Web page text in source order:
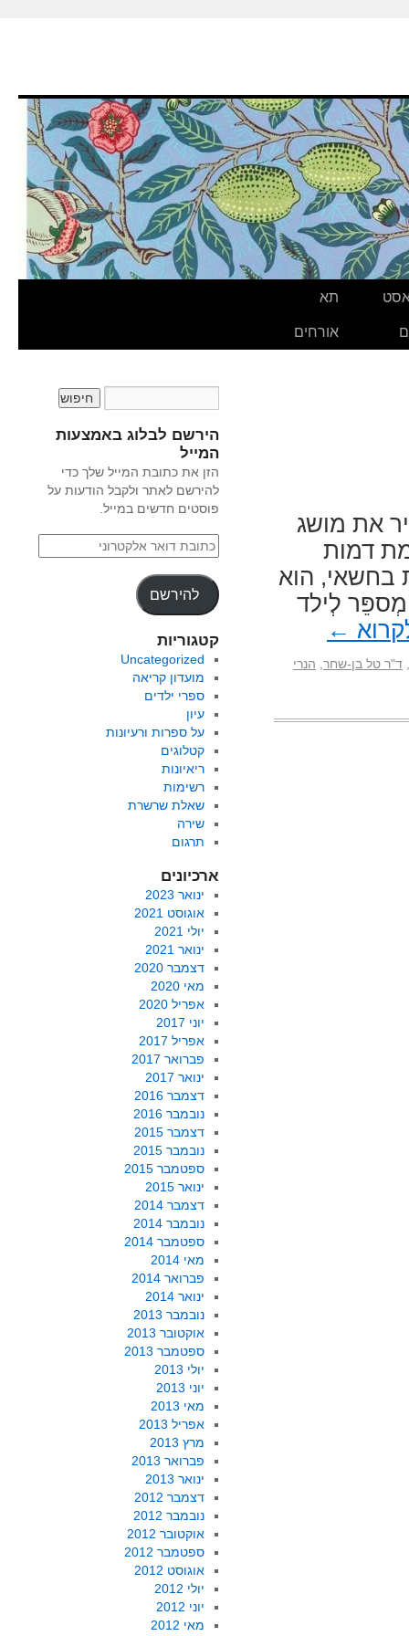
תא
אורחים
את מושג
דמות
בחשאי, הוא
לְילד
←
ד"ר טל בן-שחר הנרי
הירשם לבלוג באמצעות
המייל
הזן את כתובת המייל שלך כדי
להירשם לאתר ולקבל הודעות על
פוסטים חדשים במייל.
להירשם
קטגוריות
Uncategorized
מועדון קריאה
ספרי ילדים
עיון
על ספרות ורעיונות
קטלוגים
ריאיונות
רשימות
שאלת שרשרת
שירה
תרגום
ארכיונים
ינואר 2023
אוגוסט 2021
יולי 2021
ינואר 2021
דצמבר 2020
מאי 2020
אפריל 2020
יוני 2017
אפריל 2017
פברואר 2017
ינואר 2017
דצמבר 2016
נובמבר 2016
דצמבר 2015
נובמבר 2015
ספטמבר 2015
ינואר 2015
דצמבר 2014
נובמבר 2014
ספטמבר 2014
מאי 2014
פברואר 2014
ינואר 2014
נובמבר 2013
אוקטובר 2013
ספטמבר 2013
יולי 2013
יוני 2013
מאי 2013
אפריל 2013
מרץ 2013
פברואר 2013
ינואר 2013
דצמבר 2012
נובמבר 2012
אוקטובר 2012
ספטמבר 2012
אוגוסט 2012
יולי 2012
יוני 2012
מאי 2012